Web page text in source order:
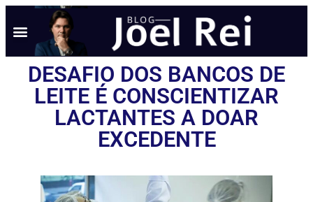
DESAFIO DOS BANCOS DE
LEITE É CONSCIENTIZAR
LACTANTES A DOAR
EXCEDENTE